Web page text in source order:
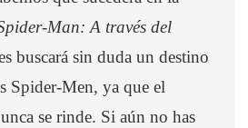
Man: A través del
buscará sin duda un destino
Spider-Men, ya que el
se rinde. Si aún no has